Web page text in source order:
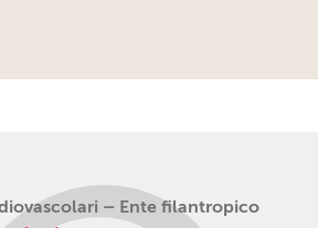
– Ente filantropico